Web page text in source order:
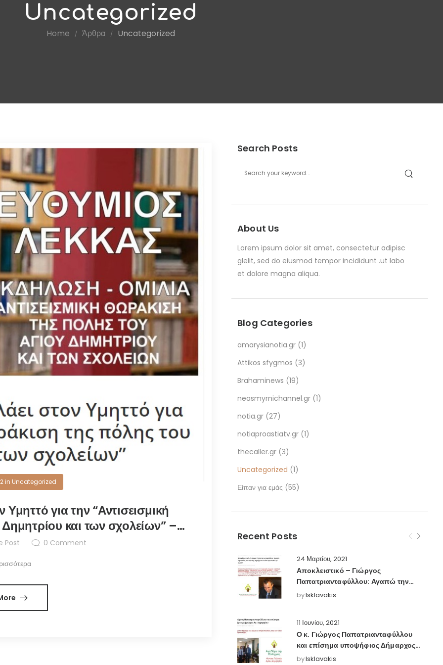
Uncategorized
Home / Άρθρα / Uncategorized
Search Posts
About Us
Lorem ipsum dolor sit amet, consectetur adipisc
glelit, sed do eiusmod tempor incididunt .ut labo
et dolore magna aliqua.
Blog Categories
amarysianotia.gr (1)
Attikos sfygmos (3)
Brahaminews (19)
neasmyrnichannel.gr (1)
notia.gr (27)
notiaproastiatv.gr (1)
thecaller.gr (3)
Uncategorized (1)
Είπαν για εμάς (55)
Recent Posts
24 Μαρτίου, 2021
Αποκλειστικό – Γιώργος
Παπατριανταφύλλου: Αγαπώ την
πόλη μου τον Αγ. Δημήτριο και θα
byIsklavakis
11 Ιουνίου, 2021
Ο κ. Γιώργος Παπατριανταφύλλου
και επίσημα υποψήφιος Δήμαρχος
Αγ. Δημητρίου – attikos-sfygmos
byIsklavakis
in Uncategorized
για την “Αντισεισμική
και των σχολείων” –
Post 0 Comment